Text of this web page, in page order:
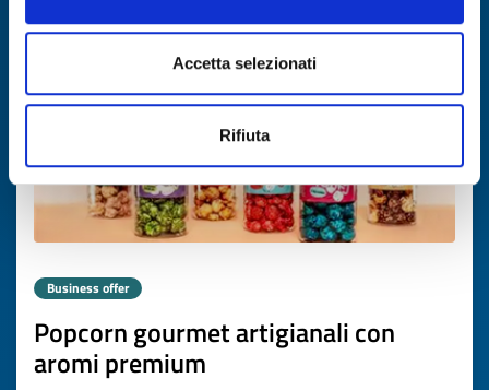
Accetta selezionati
Rifiuta
Business offer
Popcorn gourmet artigianali con
aromi premium